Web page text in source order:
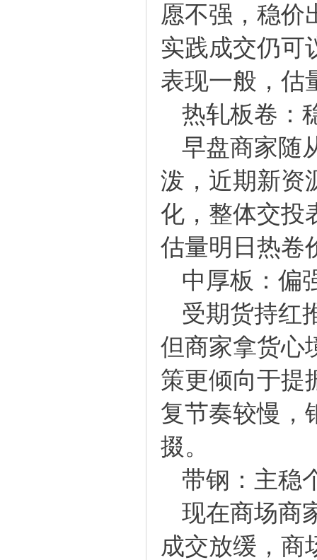
愿不强，稳价
实践成交仍可
表现一般，估
热轧板卷：
早盘商家随
泼，近期新资
化，整体交投
估量明日热卷
中厚板：偏
受期货持红
但商家拿货心
策更倾向于提
复节奏较慢，
掇。
带钢：主稳
现在商场商
成交放缓，商